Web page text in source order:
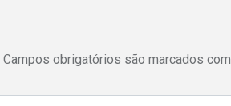
Campos obrigatórios são marcados com